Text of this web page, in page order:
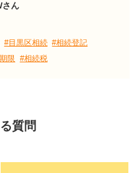
さん
#目黒区相続 #相続登記
限 #相続税
質問